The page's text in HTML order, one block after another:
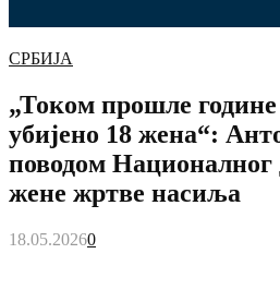
СРБИЈА
„Током прошле године
убијено 18 жена“:
поводом Националног
жене жртве насиља
18.05.20260